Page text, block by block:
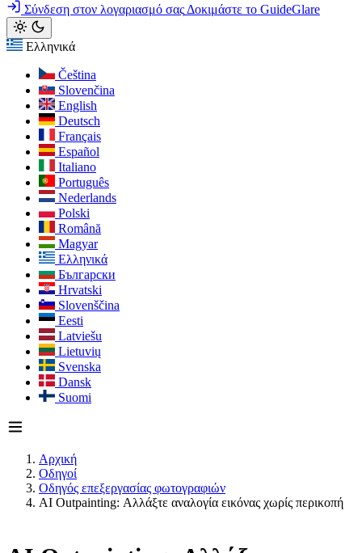
Σύνδεση στον λογαριασμό σαςΔοκιμάστε το GuideGlare
Ελληνικά
Čeština
Slovenčina
English
Deutsch
Français
Español
Italiano
Português
Nederlands
Polski
Română
Magyar
Ελληνικά
Български
Hrvatski
Slovenščina
Eesti
Latviešu
Lietuvių
Svenska
Dansk
Suomi
Αρχική
Οδηγοί
Οδηγός επεξεργασίας φωτογραφιών
AI Outpainting: Αλλάξτε αναλογία εικόνας χωρίς περικοπή